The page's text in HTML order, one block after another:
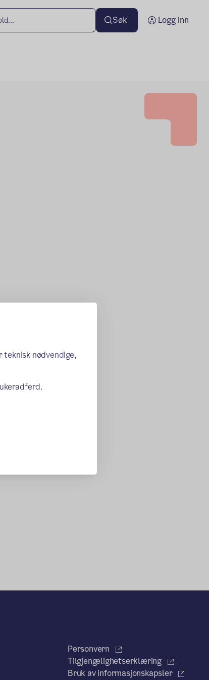
nødvendige,
Søk Logg inn
Personvern
Tilgjengelighetserklæring
Bruk av informasjonskapsler